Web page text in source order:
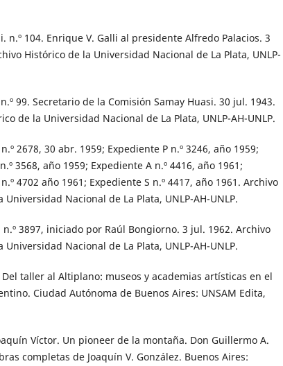
n.º 104. Enrique V. Galli al presidente Alfredo Palacios. 3
Histórico de la Universidad Nacional de La Plata, UNLP-
99. Secretario de la Comisión Samay Huasi. 30 jul. 1943.
de la Universidad Nacional de La Plata, UNLP-AH-UNLP.
2678, 30 abr. 1959; Expediente P n.º 3246, año 1959;
3568, año 1959; Expediente A n.º 4416, año 1961;
4702 año 1961; Expediente S n.º 4417, año 1961. Archivo
Universidad Nacional de La Plata, UNLP-AH-UNLP.
n.º 3897, iniciado por Raúl Bongiorno. 3 jul. 1962. Archivo
Universidad Nacional de La Plata, UNLP-AH-UNLP.
Del taller al Altiplano: museos y academias artísticas en el
Ciudad Autónoma de Buenos Aires: UNSAM Edita,
Víctor. Un pioneer de la montaña. Don Guillermo A.
completas de Joaquín V. González. Buenos Aires: